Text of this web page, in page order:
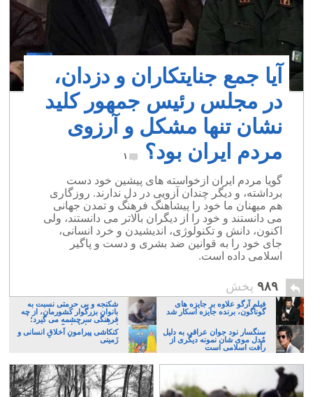
آیا جمع جنایتکاران و دزدان،
در مجلس رئیس جمهور کلید
نشان تنها مشکل و آرزوی
مردم ایران بود؟
۱
گویا مردم ایران ازخواسته های پیشین خود دست
برداشته، و دیگر چندان آزویی در دل ندارند. روزگاری
هم میهنان ما خود را پیشاهنگ فرهنگ و تمدن جهانی
می دانستند و خود را از دیگران بالاتر می دانستند، ولی
اکنون، دانش و تکنولوژی، اندیشیدن و خرد انسانی،
جای خود را به قوانین ضد بشری و دست و پاگیر
اسلامی داده است.
۹۸۹ پخش
فیلم آرگو علاوه بر جایزه های
گوناگون، برنده جایزه اسکار شد
شکنجه و بی حرمتی نسبت به
بانوان بزرگوار کشورمان، از چه
فرهنگی سرچشمه می گیرد؛
ایرانی، و یا تازیان؟
سنگسار نود جوان عراقی به دلیل
مُدل موی شان نمونه دیگری از
رأفت اسلامی است
کنکاشی پیرامونِ اَخلاقِ انسانی و
زَمینی